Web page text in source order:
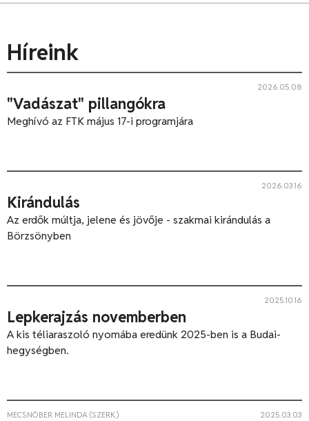
Híreink
"Vadászat" pillangókra
2026.05.08
Meghívó az FTK május 17-i programjára
Kirándulás
2026.03.16
Az erdők múltja, jelene és jövője - szakmai kirándulás a
Börzsönyben
Lepkerajzás novemberben
2025.10.16
A kis téliaraszoló nyomába eredünk 2025-ben is a Budai-
hegységben.
MECSNÓBER MELINDA (SZERK.) 2025.03.03